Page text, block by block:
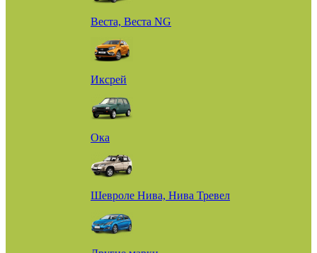
Веста, Веста NG
Иксрей
Ока
Шевроле Нива, Нива Тревел